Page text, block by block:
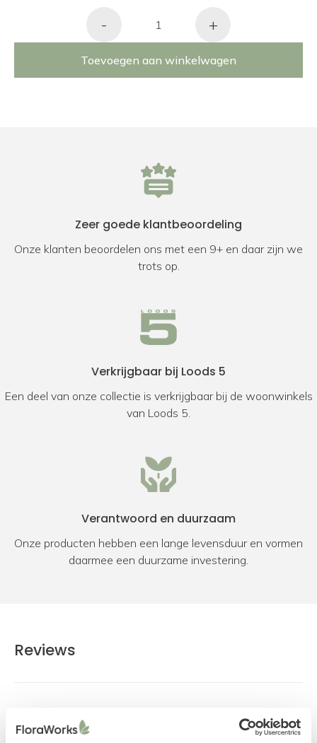
- +
Toevoegen aan winkelwagen
Zeer goede klantbeoordeling
Onze klanten beoordelen ons met een 9+ en daar zijn we
trots op.
Verkrijgbaar bij Loods 5
Een deel van onze collectie is verkrijgbaar bij de woonwinkels
van Loods 5.
Verantwoord en duurzaam
Onze producten hebben een lange levensduur en vormen
daarmee een duurzame investering.
Reviews